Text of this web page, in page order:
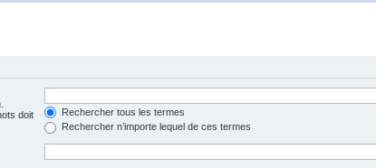
doit
Rechercher tous les termes
Rechercher n’importe lequel de ces termes